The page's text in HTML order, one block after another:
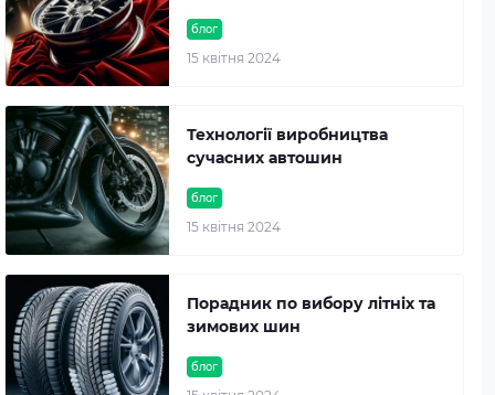
блог
15 квітня 2024
блог
15 квітня 2024
Технології виробництва
сучасних автошин
блог
Порадник по вибору літніх та
зимових шин